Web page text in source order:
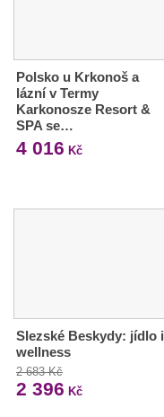
Polsko u Krkonoš a
lázní v Termy
Karkonosze Resort &
SPA se…
4 016 Kč
Slezské Beskydy: jídlo i
wellness
2 683 Kč
2 396 Kč